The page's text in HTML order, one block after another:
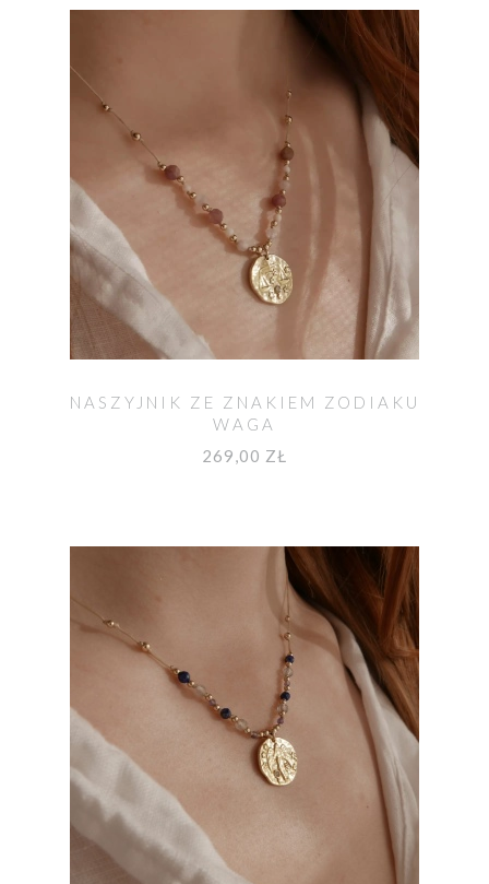
NASZYJNIK ZE ZNAKIEM ZODIAKU
WAGA
269,00 ZŁ